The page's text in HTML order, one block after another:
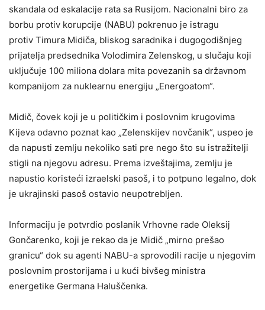
skandala od eskalacije rata sa Rusijom. Nacionalni biro za
borbu protiv korupcije (NABU) pokrenuo je istragu
protiv Timura Midiča, bliskog saradnika i dugogodišnjeg
prijatelja predsednika Volodimira Zelenskog, u slučaju koji
uključuje 100 miliona dolara mita povezanih sa državnom
kompanijom za nuklearnu energiju „Energoatom“.
Midič, čovek koji je u političkim i poslovnim krugovima
Kijeva odavno poznat kao „Zelenskijev novčanik“, uspeo je
da napusti zemlju nekoliko sati pre nego što su istražitelji
stigli na njegovu adresu. Prema izveštajima, zemlju je
napustio koristeći izraelski pasoš, i to potpuno legalno, dok
je ukrajinski pasoš ostavio neupotrebljen.
Informaciju je potvrdio poslanik Vrhovne rade Oleksij
Gončarenko, koji je rekao da je Midič „mirno prešao
granicu“ dok su agenti NABU-a sprovodili racije u njegovim
poslovnim prostorijama i u kući bivšeg ministra
energetike Germana Haluščenka.